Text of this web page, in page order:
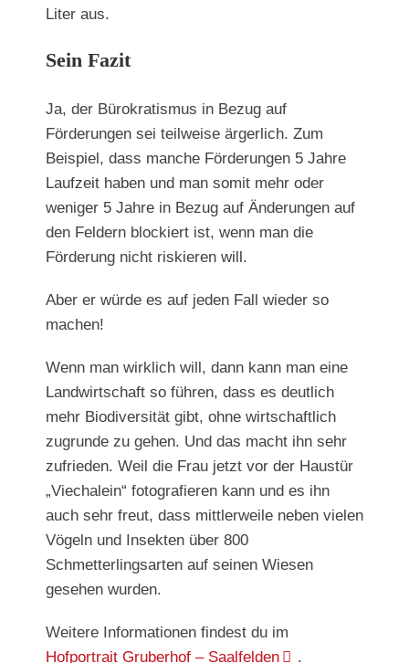
Liter aus.
Sein Fazit
Ja, der Bürokratismus in Bezug auf
Förderungen sei teilweise ärgerlich. Zum
Beispiel, dass manche Förderungen 5 Jahre
Laufzeit haben und man somit mehr oder
weniger 5 Jahre in Bezug auf Änderungen auf
den Feldern blockiert ist, wenn man die
Förderung nicht riskieren will.
Aber er würde es auf jeden Fall wieder so
machen!
Wenn man wirklich will, dann kann man eine
Landwirtschaft so führen, dass es deutlich
mehr Biodiversität gibt, ohne wirtschaftlich
zugrunde zu gehen. Und das macht ihn sehr
zufrieden. Weil die Frau jetzt vor der Haustür
„Viechalein“ fotografieren kann und es ihn
auch sehr freut, dass mittlerweile neben vielen
Vögeln und Insekten über 800
Schmetterlingsarten auf seinen Wiesen
gesehen wurden.
Weitere Informationen findest du im
Hofportrait Gruberhof – Saalfelden
.